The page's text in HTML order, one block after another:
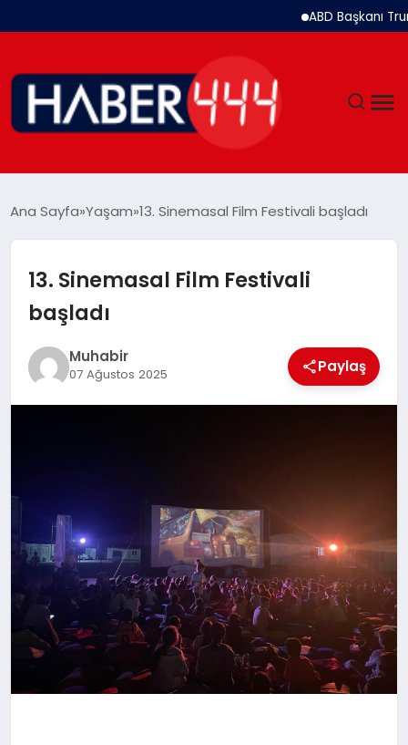
ABD Başkanı Trump: İran
SIYASET
DÜNYA
SPOR
EGITIM
YAŞAM
Ana Sayfa Yaşam 13. Sinemasal Film Festivali başladı
13. Sinemasal Film Festivali
başladı
Muhabir
07 Ağustos 2025 Paylaş